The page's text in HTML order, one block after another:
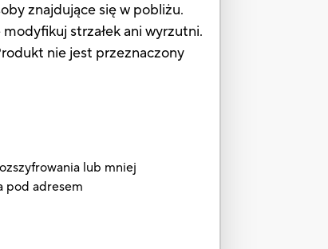
znajdujące się w pobliżu.
strzałek ani wyrzutni.
nie jest przeznaczony
lub mniej
pod adresem